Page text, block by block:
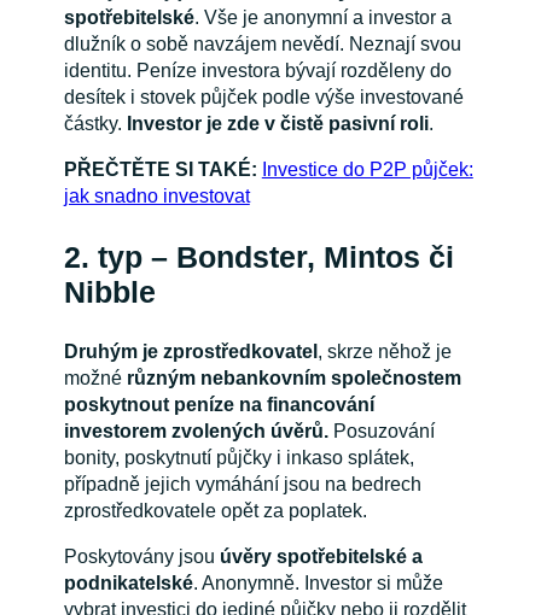
spotřebitelské. Vše je anonymní a investor a
dlužník o sobě navzájem nevědí. Neznají svou
identitu. Peníze investora bývají rozděleny do
desítek i stovek půjček podle výše investované
částky. Investor je zde v čistě pasivní roli.
PŘEČTĚTE SI TAKÉ: Investice do P2P půjček:
jak snadno investovat
2. typ – Bondster, Mintos či
Nibble
Druhým je zprostředkovatel , skrze něhož je
možné různým nebankovním společnostem
poskytnout peníze na financování
investorem zvolených úvěrů.Posuzování
bonity, poskytnutí půjčky i inkaso splátek,
případně jejich vymáhání jsou na bedrech
zprostředkovatele opět za poplatek.
Poskytovány jsou úvěry spotřebitelské a
podnikatelské. Anonymně. Investor si může
vybrat investici do jediné půjčky nebo ji rozdělit